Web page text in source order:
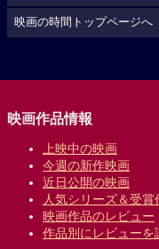
映画の時間トップページへ
映画作品情報
上映中の映画
今週の新作映画
近日公開の映画
人気シリーズ＆受賞
映画作品のレビュー
作品別にレビューを